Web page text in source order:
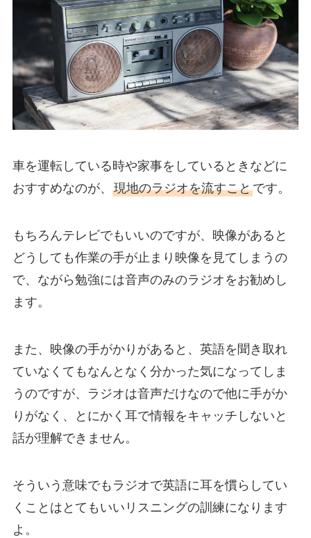
車を運転している時や家事をしているときなどに
おすすめなのが、 現地のラジオを流すことです。
もちろんテレビでもいいのですが、映像があると
どうしても作業の手が止まり映像を見てしまう の
で、ながら勉強には音声のみのラジオをお勧めし
ます。
また、映像の手がかりがあると、英語を聞き取れ
ていなくてもなんとなく分かった気になってしま
うのですが、ラジオは音声だけなので他に手がか
りがなく、
とにかく耳で情報をキャッチしないと
話が理解できません。
そういう意味でもラジオで英語に耳を慣らしてい
くことはとてもいいリスニングの訓練になります
よ。